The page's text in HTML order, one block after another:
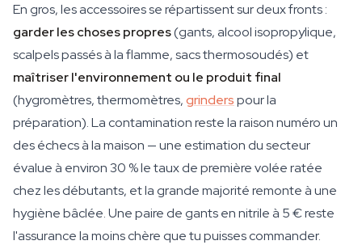
En gros, les accessoires se répartissent sur deux fronts :
garder les choses propres(gants, alcool isopropylique,
scalpels passés à la flamme, sacs thermosoudés) et
maîtriser l'environnement ou le produit final
(hygromètres, thermomètres,grinderspour la
préparation). La contamination reste la raison numéro un
des échecs à la maison — une estimation du secteur
évalue à environ 30 % le taux de première volée ratée
chez les débutants, et la grande majorité remonte à une
hygiène bâclée. Une paire de gants en nitrile à 5 € reste
l'assurance la moins chère que tu puisses commander.